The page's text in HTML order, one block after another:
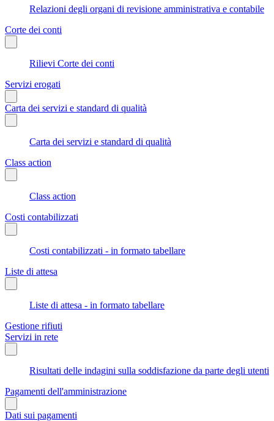
Relazioni degli organi di revisione amministrativa e contabile
Corte dei conti
Rilievi Corte dei conti
Servizi erogati
Carta dei servizi e standard di qualità
Carta dei servizi e standard di qualità
Class action
Class action
Costi contabilizzati
Costi contabilizzati - in formato tabellare
Liste di attesa
Liste di attesa - in formato tabellare
Gestione rifiuti
Servizi in rete
Risultati delle indagini sulla soddisfazione da parte degli utenti
Pagamenti dell'amministrazione
Dati sui pagamenti